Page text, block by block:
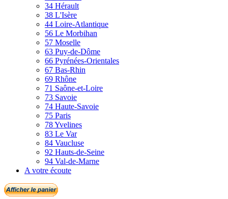
34 Hérault
38 L'Isère
44 Loire-Atlantique
56 Le Morbihan
57 Moselle
63 Puy-de-Dôme
66 Pyrénées-Orientales
67 Bas-Rhin
69 Rhône
71 Saône-et-Loire
73 Savoie
74 Haute-Savoie
75 Paris
78 Yvelines
83 Le Var
84 Vaucluse
92 Hauts-de-Seine
94 Val-de-Marne
A votre écoute